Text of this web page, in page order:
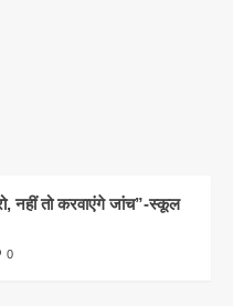
नहीं तो करवाएंगे जांच”-स्कूल
0